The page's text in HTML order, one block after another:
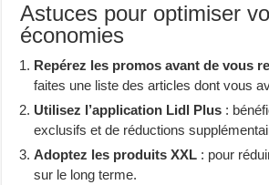
Astuces pour optimiser
économies
Repérez les promos avant de vous
faites une liste des articles dont vous
Utilisez l’application Lidl Plus :
exclusifs et de réductions
Adoptez les produits XXL : pour
sur le long terme.